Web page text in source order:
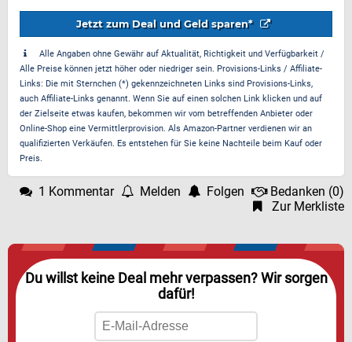
Jetzt zum Deal und Geld sparen*
Alle Angaben ohne Gewähr auf Aktualität, Richtigkeit und Verfügbarkeit /
Alle Preise können jetzt höher oder niedriger sein. Provisions-Links / Affiliate-
Links: Die mit Sternchen (*) gekennzeichneten Links sind Provisions-Links,
auch Affiliate-Links genannt. Wenn Sie auf einen solchen Link klicken und auf
der Zielseite etwas kaufen, bekommen wir vom betreffenden Anbieter oder
Online-Shop eine Vermittlerprovision. Als Amazon-Partner verdienen wir an
qualifizierten Verkäufen. Es entstehen für Sie keine Nachteile beim Kauf oder
Preis.
1 Kommentar Melden Folgen Bedanken (0)
Zur Merkliste
Du willst keine Deal mehr verpassen? Wir sorgen
dafür!